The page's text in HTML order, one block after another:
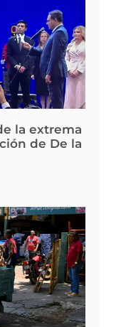
la extrema
de De la